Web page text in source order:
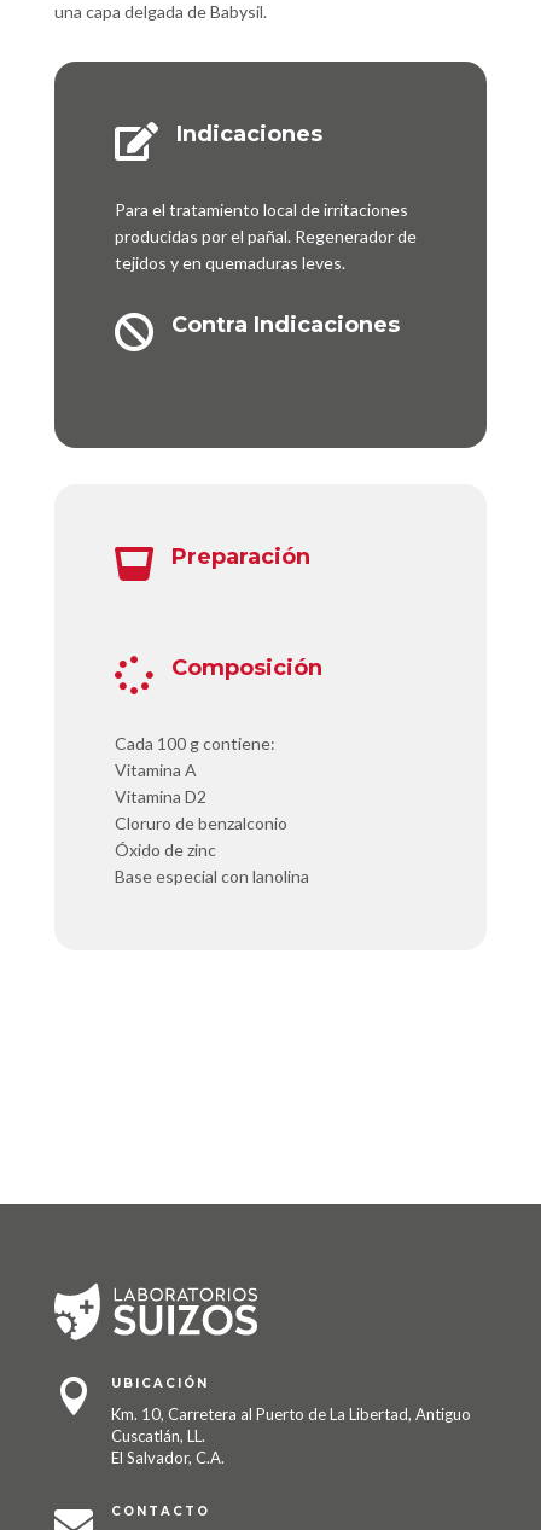
una capa delgada de Babysil.
 Indicaciones
Para el tratamiento local de irritaciones
producidas por el pañal. Regenerador de
tejidos y en quemaduras leves.
 Contra Indicaciones
 Preparación
 Composición
Cada 100 g contiene:
Vitamina A
Vitamina D2
Cloruro de benzalconio
Óxido de zinc
Base especial con lanolina
 UBICACIÓN
Km. 10, Carretera al Puerto de La Libertad, Antiguo
Cuscatlán, LL.
El Salvador, C.A.
CONTACTO